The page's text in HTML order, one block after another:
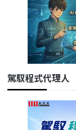
駕馭程式代理人